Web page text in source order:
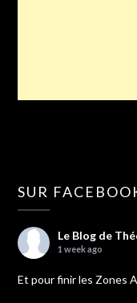
SUR
Le Blog de
1 week ago
Et pour finir les Zones